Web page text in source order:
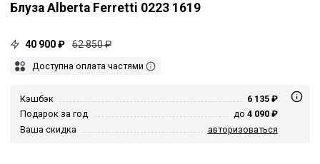
Блуза Alberta Ferretti 0223 1619
40 900 ₽ 62 850 ₽
Доступна оплата частями
Кэшбэк
6 135 ₽
Подарок за год
до 4 090 ₽
Ваша скидка
авторизоваться